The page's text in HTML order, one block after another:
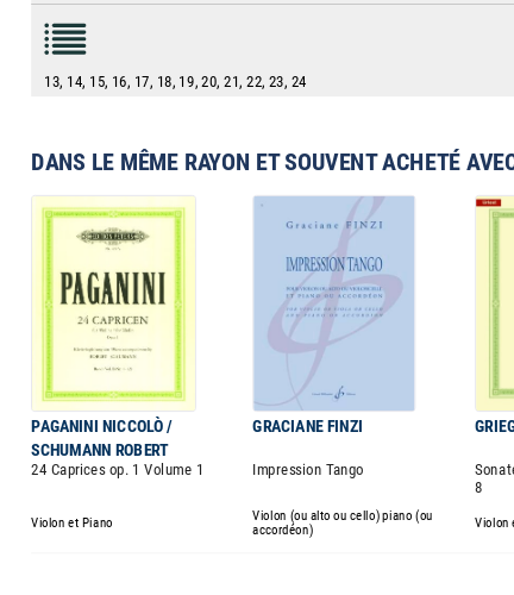
13, 14, 15, 16, 17, 18, 19, 20, 21, 22, 23, 24
DANS LE MÊME RAYON ET SOUVENT ACHETÉ
PAGANINI NICCOLÒ /
SCHUMANN ROBERT
GRACIANE FINZI
24 Caprices op. 1 Volume 1 Impression Tango
8
Violon et Piano
Violon (ou alto ou cello) piano (ou
accordéon)
Violon